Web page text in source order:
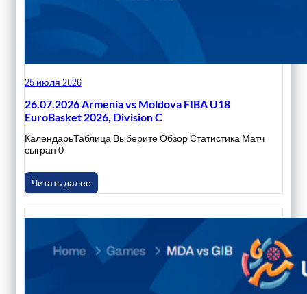
25 июля 2026
26.07.2026 Armenia vs Moldova FIBA U18
EuroBasket 2026, Division C
КалендарьТаблица Выберите Обзор Статистика Матч
сыгран 0
Читать далее